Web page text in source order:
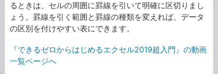
るときは、セルの周囲に罫線を引いて明確に区切りまし
ょう。罫線を引く範囲と罫線の種類を変えれば、データ
の区別を付けやすい表にできます。
『できるゼロからはじめるエクセル2019超入門』の動画
一覧ページへ